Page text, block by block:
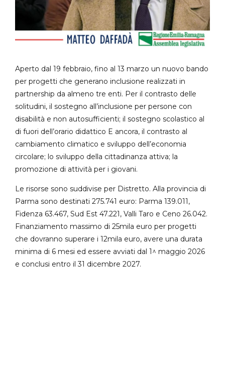
Aperto dal 19 febbraio, fino al 13 marzo un nuovo bando
per progetti che generano inclusione realizzati in
partnership da almeno tre enti. Per il contrasto delle
solitudini, il sostegno all’inclusione per persone con
disabilità e non autosufficienti; il sostegno scolastico al
di fuori dell’orario didattico E ancora, il contrasto al
cambiamento climatico e sviluppo dell’economia
circolare; lo sviluppo della cittadinanza attiva; la
promozione di attività per i giovani.
Le risorse sono suddivise per Distretto. Alla provincia di
Parma sono destinati 275.741 euro: Parma 139.011,
Fidenza 63.467, Sud Est 47.221, Valli Taro e Ceno 26.042.
Finanziamento massimo di 25mila euro per progetti
che dovranno superare i 12mila euro, avere una durata
minima di 6 mesi ed essere avviati dal 1^ maggio 2026
e conclusi entro il 31 dicembre 2027.